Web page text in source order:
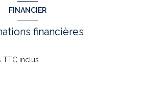
FINANCIER
financières
TTC inclus